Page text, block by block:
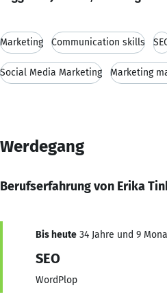
Marketing Communication skills
Social Media Marketing Marketing
Werdegang
Berufserfahrung von Erika
Bis heute 34 Jahre und 9
SEO
WordPlop